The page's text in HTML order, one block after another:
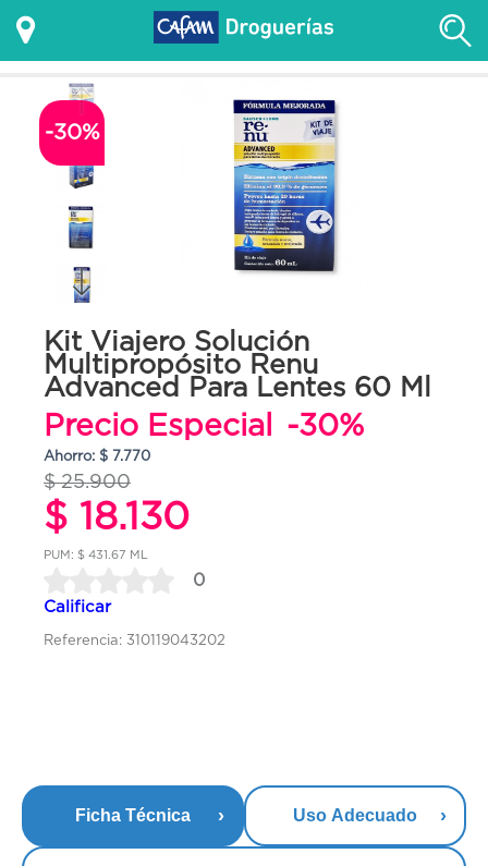
-30%
Kit Viajero Solución
Multipropósito Renu
Advanced Para Lentes 60 Ml
Precio Especial -30%
Ahorro: $ 7.770
$ 25.900
$ 18.130
PUM: $ 431.67 ML
0
Calificar
Referencia: 310119043202
Ficha Técnica Uso Adecuado